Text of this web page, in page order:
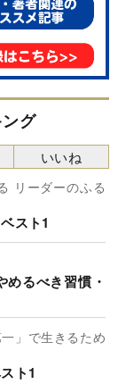
グ
リーダーのふる
スト1
めるべき習慣・
」で生きるため
ト1
いいね